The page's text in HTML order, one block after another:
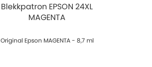
Blekkpatron EPSON 24XL
MAGENTA
Original Epson MAGENTA - 8,7 ml